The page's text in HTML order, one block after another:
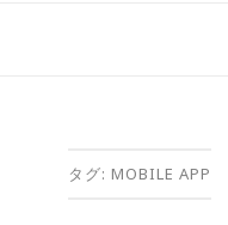
タグ: MOBILE APP